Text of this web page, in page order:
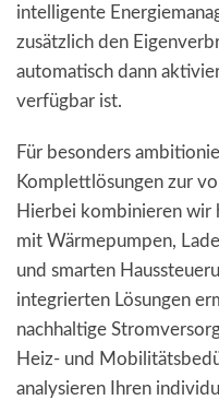
intelligente
zusätzlich den
automatisch dann
verfügbar ist.
Für besonders
Komplettlösungen zur
Hierbei kombinieren wir
mit Wärmepumpen,
und smarten
integrierten Lösungen
nachhaltige
Heiz- und
analysieren Ihren